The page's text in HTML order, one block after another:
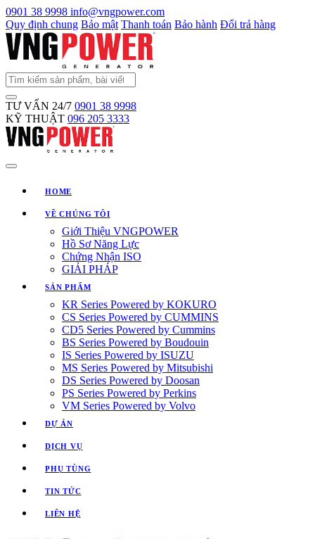
0901 38 9998 info@vngpower.com
Quy định chung Bảo mật Thanh toán Bảo hành Đổi trả hàng
TƯ VẤN 24/7 0901 38 9998
KỸ THUẬT 096 205 3333
HOME
VỀ CHÚNG TÔI
Giới Thiệu VNGPOWER
Hồ Sơ Năng Lực
Chứng Nhận ISO
GIẢI PHÁP
SẢN PHẨM
KR Series Powered by KOKURO
CS Series Powered by CUMMINS
CD5 Series Powered by Cummins
BS Series Powered by Boudouin
IS Series Powered by ISUZU
MS Series Powered by Mitsubishi
DS Series Powered by Doosan
PS Series Powered by Perkins
VM Series Powered by Volvo
DỰ ÁN
DỊCH VỤ
PHỤ TÙNG
TIN TỨC
LIÊN HỆ